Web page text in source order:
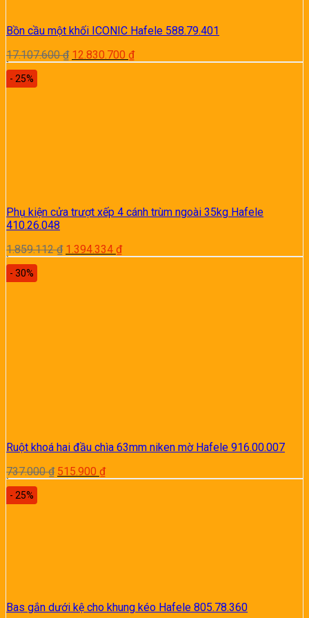
Bồn cầu một khối ICONIC Hafele 588.79.401
17.107.600₫ Giá
gốc
12.830.700 ₫Giá
hiện
- 25%
Phụ kiện cửa trượt xếp 4 cánh trùm ngoài 35kg Hafele
410.26.048
1.859.112₫ Giá
gốc
1.394.334 ₫Giá
hiện
- 30%
Ruột khoá hai đầu chìa 63mm niken mờ Hafele 916.00.007
737.000₫ Giá
gốc
515.900 ₫Giá
hiện
- 25%
Bas gắn dưới kệ cho khung kéo Hafele 805.78.360